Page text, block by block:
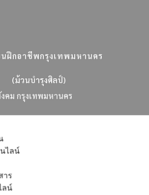
นฝึกอาชีพกรุงเทพมหานคร
(ม้วนบำรุงศิลป์)
งคม กรงเทพมหานคร
ไลน์
าร
ลน์